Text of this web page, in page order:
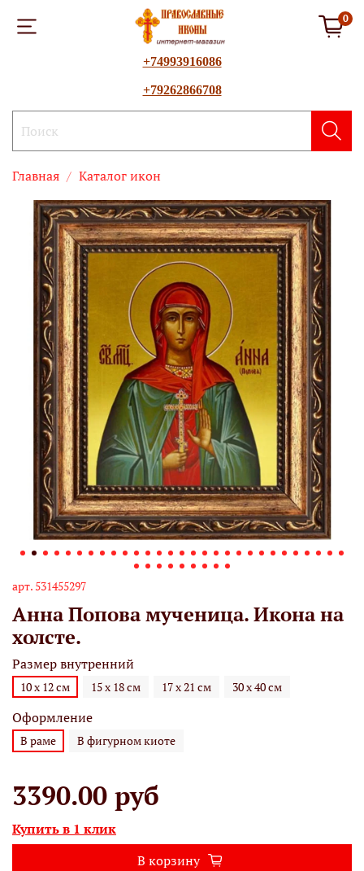
0
+74993916086
+79262866708
Главная Каталог икон
арт. 531455297
Анна Попова мученица. Икона на
холсте.
Размер внутренний
10 х 12 см 15 х 18 см 17 х 21 см 30 х 40 см
Оформление
В раме В фигурном киоте
3390.00 руб
Купить в 1 клик
В корзину